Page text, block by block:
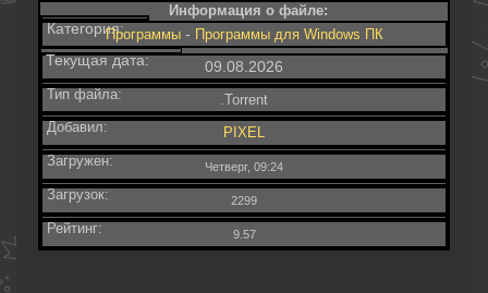
Информация о файле:
Категория:Программы- Программы для Windows ПК
Текущая дата: 09.08.2026
Тип файла:
.Torrent
Добавил:
PIXEL
Загружен:
Четверг, 09:24
Загрузок: 2299
Рейтинг: 9.57